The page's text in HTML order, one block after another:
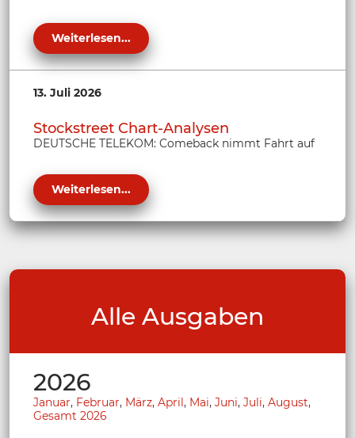
Weiterlesen...
13. Juli 2026
Stockstreet Chart-Analysen
DEUTSCHE TELEKOM: Comeback nimmt Fahrt auf
Weiterlesen...
Alle Ausgaben
2026
Januar, Februar, März, April, Mai, Juni, Juli, August,
Gesamt 2026